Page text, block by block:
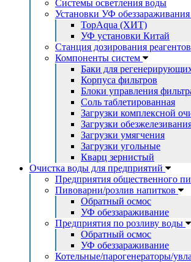
Системы осветления воды
Установки УФ
TopAqua (ХИТ)
УФ установки Китай
Станция дозирования реагентов
Компоненты систем
Баки для
Корпуса фильтров
Блоки управления
Соль таблетированная
Загрузки комплексной
Загрузки
Загрузки умягчения
Загрузки угольные
Кварц зернистый
Очистка воды для предприятий
Предприятия общественного
Пивоварни/розлив напитков
Обратный осмос
УФ обеззараживание
Предприятия по розливу воды
Обратный осмос
УФ обеззараживание
Котельные/парогенераторы/